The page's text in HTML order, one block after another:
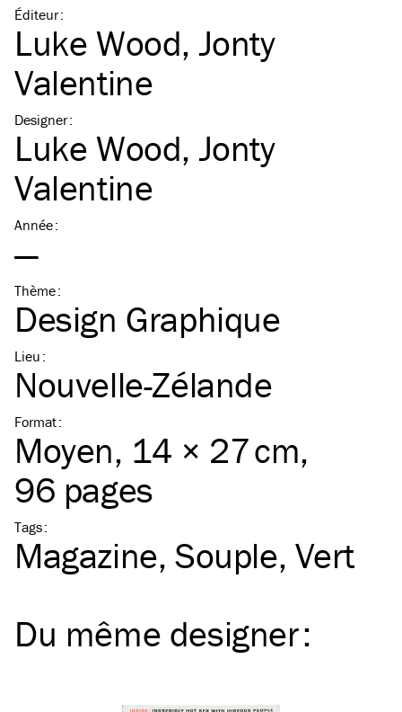
Éditeur:
Luke Wood, Jonty
Valentine
Designer:
Luke Wood, Jonty
Valentine
Année:
—
Thème:
Design Graphique
Lieu :
Nouvelle-Zélande
Format:
Moyen, 14 × 27 cm,
96 pages
Tags:
Magazine Souple Vert
Du même designer: